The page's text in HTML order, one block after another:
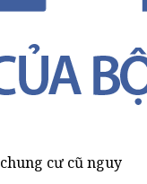
cư cũ nguy